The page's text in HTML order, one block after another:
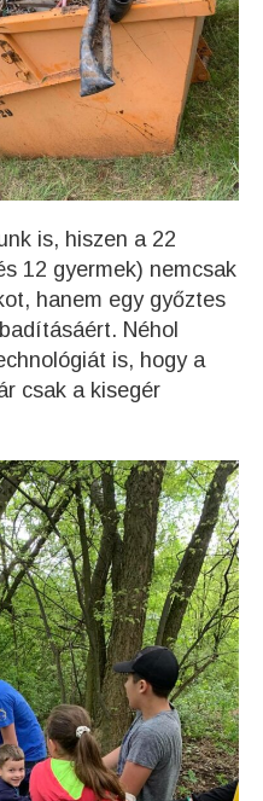
is, hiszen a 22
12 gyermek) nemcsak
hanem egy győztes
Néhol
is, hogy a
csak a kisegér